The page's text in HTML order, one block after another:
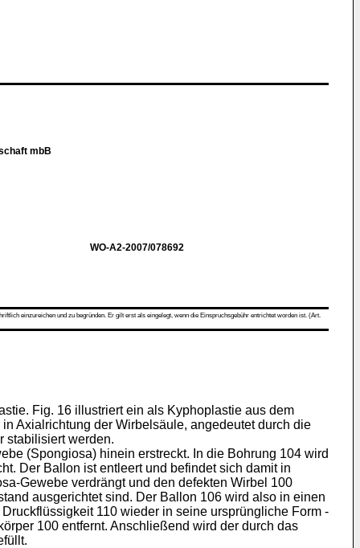
mbB
WO-A2-2007/078692
einzureichen und zu begründen. Er gilt erst als eingelegt, wenn die Einspruchsgebühr entrichtet worden ist. (Art.
Fig. 16 illustriert ein als Kyphoplastie aus dem
Axialrichtung der Wirbelsäule, angedeutet durch die
stabilisiert werden.
(Spongiosa) hinein erstreckt. In die Bohrung 104 wird
Der Ballon ist entleert und befindet sich damit in
Gewebe verdrängt und den defekten Wirbel 100
ausgerichtet sind. Der Ballon 106 wird also in einen
110 wieder in seine ursprüngliche Form -
100 entfernt. Anschließend wird der durch das